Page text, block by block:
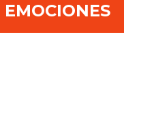
EMOCIONES